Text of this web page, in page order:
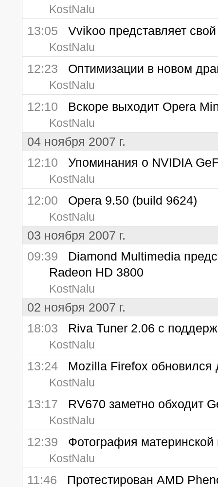
KostNalu
13:05 Vvikoo представляет
KostNalu
12:23 Оптимизации в новом
KostNalu
12:10 Вскоре выходит Opera
KostNalu
04 ноября 2007 г.
12:10 Упоминания о NVIDIA
KostNalu
12:00 Opera 9.50 (build 9624)
KostNalu
03 ноября 2007 г.
09:39 Diamond Multimedia
Radeon HD 3800
KostNalu
02 ноября 2007 г.
18:03 Riva Tuner 2.06 с
KostNalu
13:24 Mozilla Firefox обновился
KostNalu
13:17 RV670 заметно обходит
KostNalu
12:39 Фотография
KostNalu
11:46 Протестирован AMD